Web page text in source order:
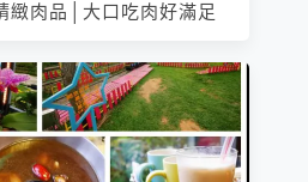
緻肉品│大口吃肉好滿足